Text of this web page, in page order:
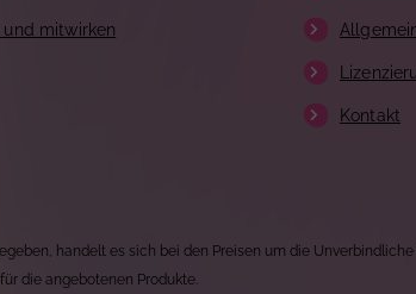
mitwirken
Kontakt
handelt es sich bei den Preisen um die
die angebotenen Produkte.